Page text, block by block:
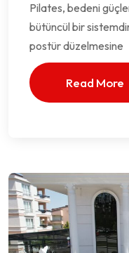
Pilates, bedeni
bütüncül bir
postür düzelmesine
Read More